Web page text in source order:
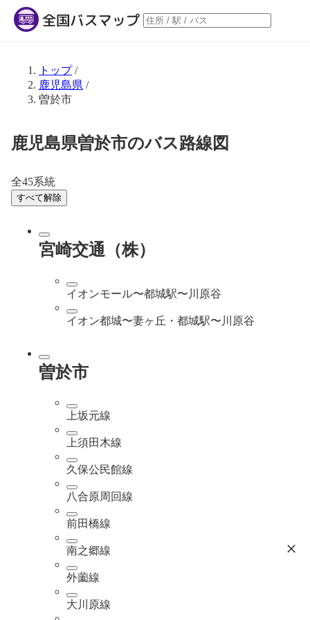
トップ/
鹿児島県 /
曽於市
鹿児島県曽於市のバス路線図
全45系統
すべて解除
宮崎交通（株）
イオンモール〜都城駅〜川原谷
イオン都城〜妻ヶ丘・都城駅〜川原谷
曽於市
上坂元線
上須田木線
久保公民館線
八合原周回線
前田橋線
南之郷線
外薗線
大川原線